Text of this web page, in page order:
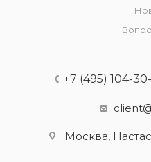
+7 (495) 104-
Москва,